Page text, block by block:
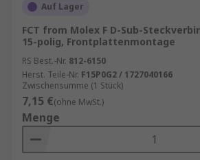
Auf Lager
FCT from Molex F D-Sub-
15-polig, Frontplattenmontage
RS Best.-Nr. 812-6150
Herst. Teile-Nr. F15P0G2 / 1727040166
Zwischensumme (1 Stück)
7,15 €(ohne MwSt.)
Menge